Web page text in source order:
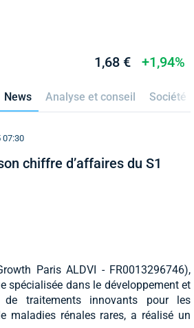
1,68 € +1,94%
News Analyse et conseil Société
07:30
chiffre d’affaires du S1
Paris ALDVI - FR0013296746),
spécialisée dans le développement et
de traitements innovants pour les
maladies rénales rares, a réalisé un